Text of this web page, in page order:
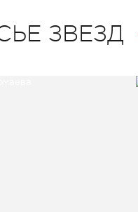
ЗВЕЗД